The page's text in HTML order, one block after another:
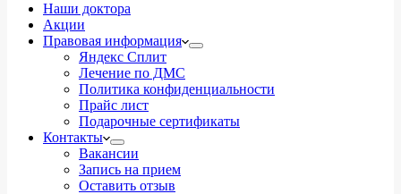
Наши доктора
Акции
Правовая информация
Яндекс Сплит
Лечение по ДМС
Политика конфиденциальности
Прайс лист
Подарочные сертификаты
Контакты
Вакансии
Запись на прием
Оставить отзыв